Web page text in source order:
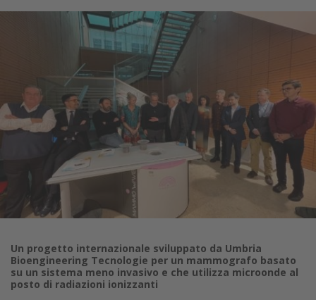
Un progetto internazionale sviluppato da Umbria
Bioengineering Tecnologie per un mammografo basato
su un sistema meno invasivo e che utilizza microonde al
posto di radiazioni ionizzanti